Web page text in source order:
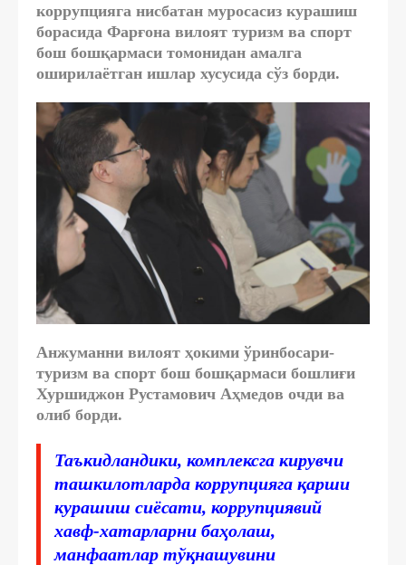
коррупцияга нисбатан муросасиз курашиш
борасида Фарғона вилоят туризм ва спорт
бош бошқармаси томонидан амалга
оширилаётган ишлар хусусида сўз борди.
Анжуманни вилоят ҳокими ўринбосари-
туризм ва спорт бош бошқармаси бошлиғи
Хуршиджон Рустамович Аҳмедов очди ва
олиб борди.
Таъкидландики, комплексга кирувчи
ташкилотларда коррупцияга қарши
курашиш сиёсати, коррупциявий
хавф-хатарларни баҳолаш,
манфаатлар тўқнашувини